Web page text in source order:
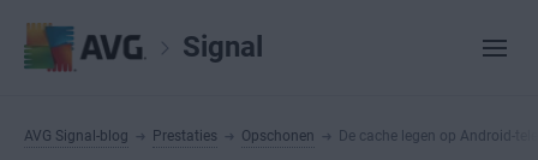
Signal
AVG Signal-blog Prestaties Opschonen De cache legen op Android-